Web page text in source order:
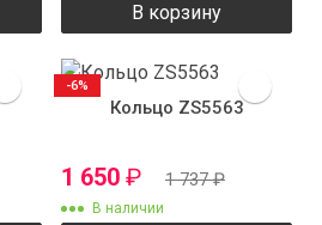
В корзину
Кольцо ZS5563
1 650 ₽ 1 737₽
В наличии
-6%